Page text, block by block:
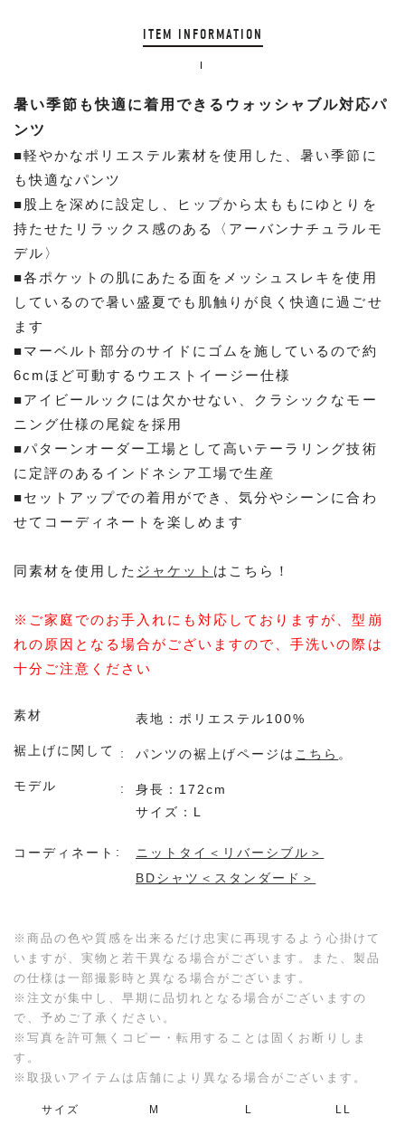
ITEM INFORMATION
暑い季節も快適に着用できるウォッシャブル対応パ
ンツ
■軽やかなポリエステル素材を使用した、暑い季節に
も快適なパンツ
■股上を深めに設定し、ヒップから太ももにゆとりを
持たせたリラックス感のある〈アーバンナチュラルモ
デル〉
■各ポケットの肌にあたる面をメッシュスレキを使用
しているので暑い盛夏でも肌触りが良く快適に過ごせ
ます
■マーベルト部分のサイドにゴムを施しているので約
6cmほど可動するウエストイージー仕様
■アイビールックには欠かせない、クラシックなモー
ニング仕様の尾錠を採用
■パターンオーダー工場として高いテーラリング技術
に定評のあるインドネシア工場で生産
■セットアップでの着用ができ、気分やシーンに合わ
せてコーディネートを楽しめます
同素材を使用した ジャケット はこちら！
※ご家庭でのお手入れにも対応しておりますが、型崩
れの原因となる場合がございますので、手洗いの際は
十分ご注意ください
素材 表地：ポリエステル100%
裾上げに関して パンツの裾上げページは こちら 。
モデル
身長：172cm
サイズ：L
コーディネート
ニットタイ＜リバーシブル＞
BDシャツ＜スタンダード＞
※商品の色や質感を出来るだけ忠実に再現するよう心掛けて
いますが、実物と若干異なる場合がございます。また、製品
の仕様は一部撮影時と異なる場合がございます。
※注文が集中し、早期に品切れとなる場合がございますの
で、予めご了承ください。
※写真を許可無くコピー・転用することは固くお断りしま
す。
※取扱いアイテムは店舗により異なる場合がございます。
サイズ M L LL